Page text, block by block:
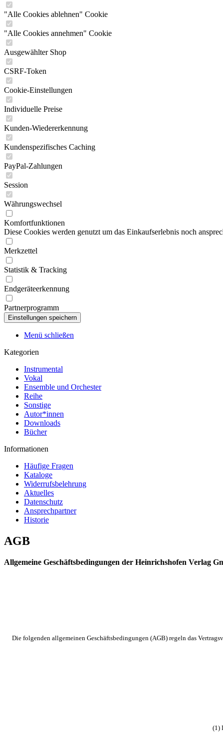
"Alle Cookies ablehnen" Cookie
"Alle Cookies annehmen" Cookie
Ausgewählter Shop
CSRF-Token
Cookie-Einstellungen
Individuelle Preise
Kunden-Wiedererkennung
Kundenspezifisches Caching
PayPal-Zahlungen
Session
Währungswechsel
Komfortfunktionen
Diese Cookies werden genutzt um das Einkaufserlebnis noch
Merkzettel
Statistik & Tracking
Endgeräteerkennung
Partnerprogramm
Menü schließen
Kategorien
Instrumental
Vokal
Ensemble und Orchester
Reihe
Sonstige
Autor*innen
Downloads
Bücher
Informationen
Häufige Fragen
Kataloge
Widerrufsbelehrung
Aktuelles
Datenschutz
Ansprechpartner
Historie
AGB
Allgemeine Geschäftsbedingungen der Heinrichshofen Verlag
Die folgenden allgemeinen Geschäftsbedingungen (AGB) regeln das
(1)